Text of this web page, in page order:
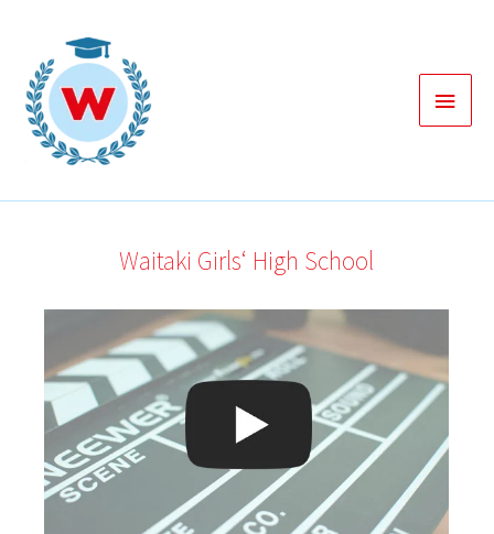
springen
Waitaki Girls‘ High School